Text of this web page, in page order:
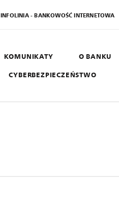
INFOLINIA - BANKOWOŚĆ INTERNETOWA
KOMUNIKATY O BANKU
CYBERBEZPIECZEŃSTWO